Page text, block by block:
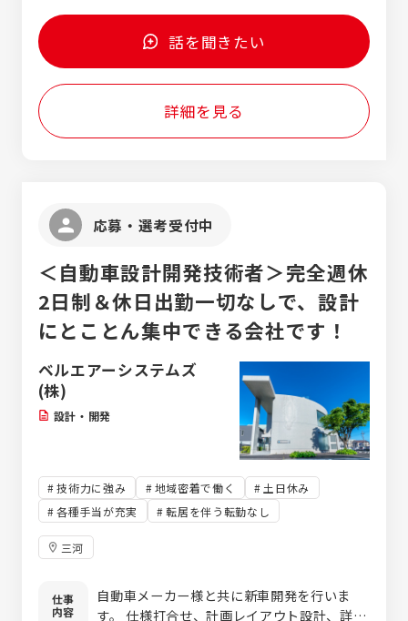
査およびお客様からのお困りごと・ご要望を
伺います 1日5件程度の訪問（午前中2件、
午後3件程度） ・契約後の商品発注・工事手配
の連絡 ・見積書、契約書の作成 ※完全反響
型で新規の飛び込みはありません トーク内容
や現地調査もすべてマニュアルがあるので、
知識経験は一切不問です。 ★店舗数知多半島
突破、まだまだ成長を続けています！！
で助け合える人 能力や知識・経験は一切問い
ません！ エネチタではチームワークを最も大
切にしています！ 自分１人で成果を出すより
もチームで助け合って店舗の目標を達成して
いく、チームとしての成果・成長を大切にし
ています！！
年収です！ ※愛知県の平均年収524万円、岐
阜県の平均年収464万円、三重県の平均年収
まで支給） ◇雇用保険 ◇厚生年金 ◇労災保険
東浦・阿久比 愛知県知多郡東浦町緒川下出口
24番1 ●ハウスドゥ常滑 愛知県常滑市栄町二
丁目1 ●ハウスドゥ知多 愛知県知多市清水が
丘1丁目1712番 ●ハウスドゥ半田中央 愛知
県半田市星崎町3丁目22-9 ●ハウスドゥ半田
武豊 愛知県半田市青山4丁目4-14 ◆ハウスド
ョールーム 愛知県大府市桃山町1-223-1 ●エ
場町三丁目201番 ★エネチタでは転居を伴う
異動はありませんのでご安心ください★
話を聞きたい
詳細を見る
応募・選考受付中
＜自動車設計開発技術者＞完全週休
2日制＆休日出勤一切なしで、設計
にとことん集中できる会社です！
ベルエアーシステムズ
(株)
設計・開発
技術力に強み 地域密着で働く
土日休み
各種手当が充実
転居を伴う転勤なし
三河
仕事
内容
自動車メーカー様と共に新車開発を行いま
す。 仕様打合せ、計画レイアウト設計、詳細